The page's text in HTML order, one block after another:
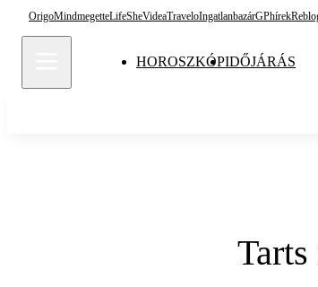
OrigoMindmegetteLifeSheVideaTraveloIngatlanbazárGPhírek
HOROSZKÓPIDŐJÁRÁS